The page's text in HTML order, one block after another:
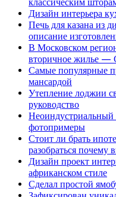
Дизайн интерьера
Печь для казана из
описание
В Московском
вторичное жилье —
Самые популярные
мансардой
Утепление лоджии
руководство
Неоиндустриальный
фотопримеры
Стоит ли брать
разобраться
Дизайн проект
африканском стиле
Сделал простой